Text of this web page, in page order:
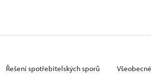
Řešení spotřebitelských sporů